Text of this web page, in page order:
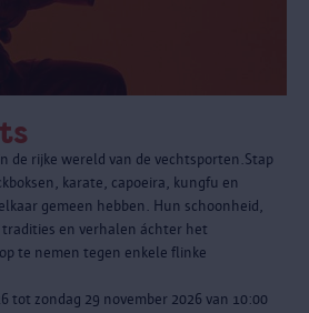
de rijke wereld van de vechtsporten.Stap
karate, capoeira, kungfu en
gemeen hebben. Hun schoonheid,
tradities en verhalen áchter het
te nemen tegen enkele flinke
tot zondag 29 november 2026 van 10:00